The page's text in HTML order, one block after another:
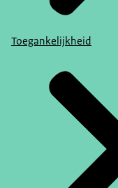
Toegankelijkheid